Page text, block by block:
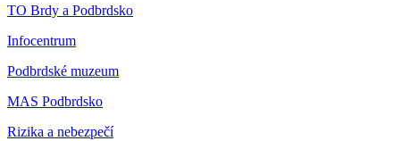
TO Brdy a Podbrdsko
Infocentrum
Podbrdské muzeum
MAS Podbrdsko
Rizika a nebezpečí